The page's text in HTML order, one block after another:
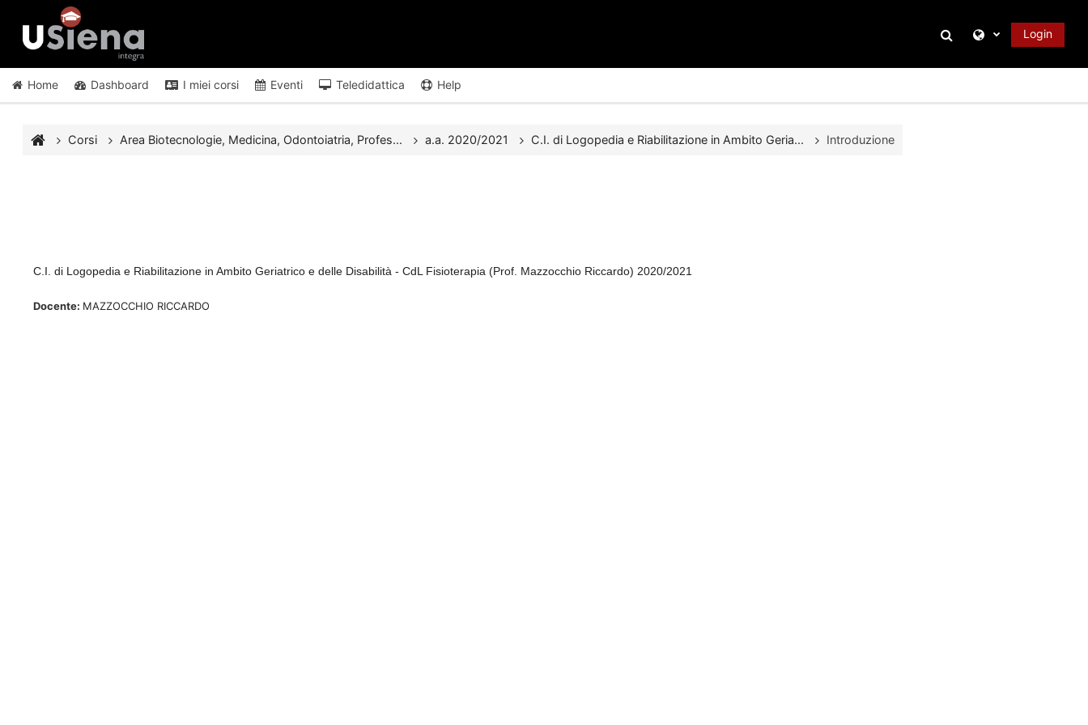
Vai al contenuto principale
Attiva/disattiva
Login
Home Dashboard I miei corsi Eventi Teledidattica Help
Corsi Area Biotecnologie, Medicina, Odontoiatria, Profes... a.a. 2020/2021 C.I. di Logopedia e Riabilitazione in Ambito Geria... Introduzione
C.I. di Logopedia e Riabilitazione in Ambito Geriatrico e delle Disabilità - CdL Fisioterapia (Prof. Mazzocchio Riccardo) 2020/2021
Docente: MAZZOCCHIO RICCARDO